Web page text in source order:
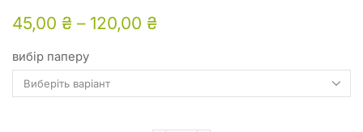
45,00 ₴ – 120,00 ₴
вибір паперу